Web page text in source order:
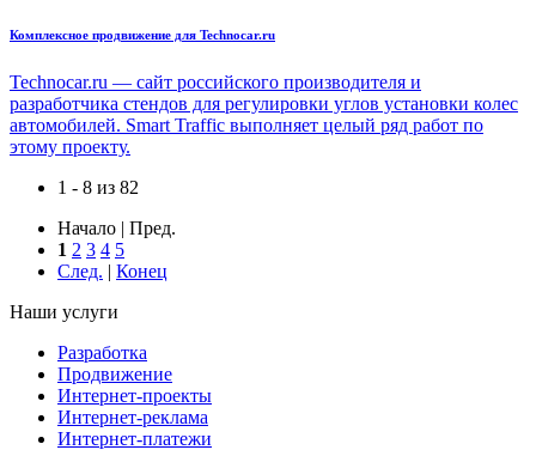
Комплексное продвижение для Technocar.ru
Technocar.ru — сайт российского производителя и
разработчика стендов для регулировки углов установки колес
автомобилей. Smart Traffic выполняет целый ряд работ по
этому проекту.
1 - 8 из 82
Начало | Пред.
1 2 3 4 5
След. | Конец
Наши услуги
Разработка
Продвижение
Интернет-проекты
Интернет-реклама
Интернет-платежи